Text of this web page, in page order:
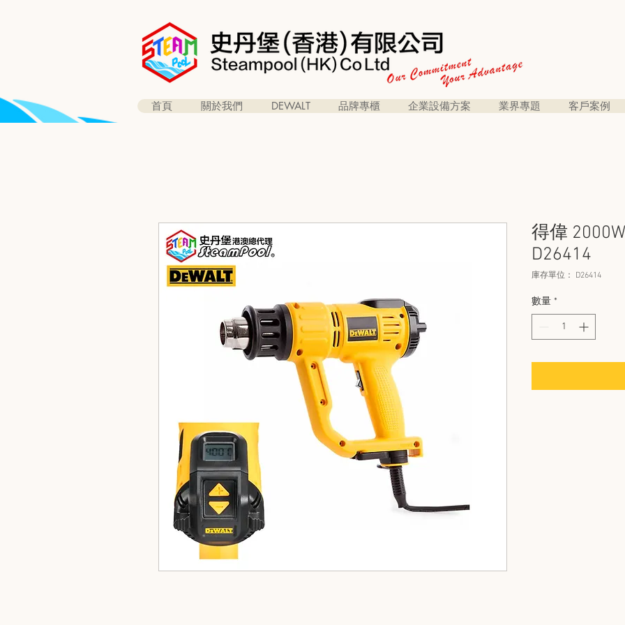
首頁 關於我們 DEWALT 品牌專櫃 企業設備方案 業界專題 客戶案例
得偉
D26414
庫存單位： D26414
數量 *